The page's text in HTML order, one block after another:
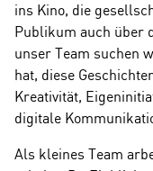
ins Kino, die
Publikum auch über
unser Team suchen
hat, diese
Kreativität,
digitale
Als kleines Team